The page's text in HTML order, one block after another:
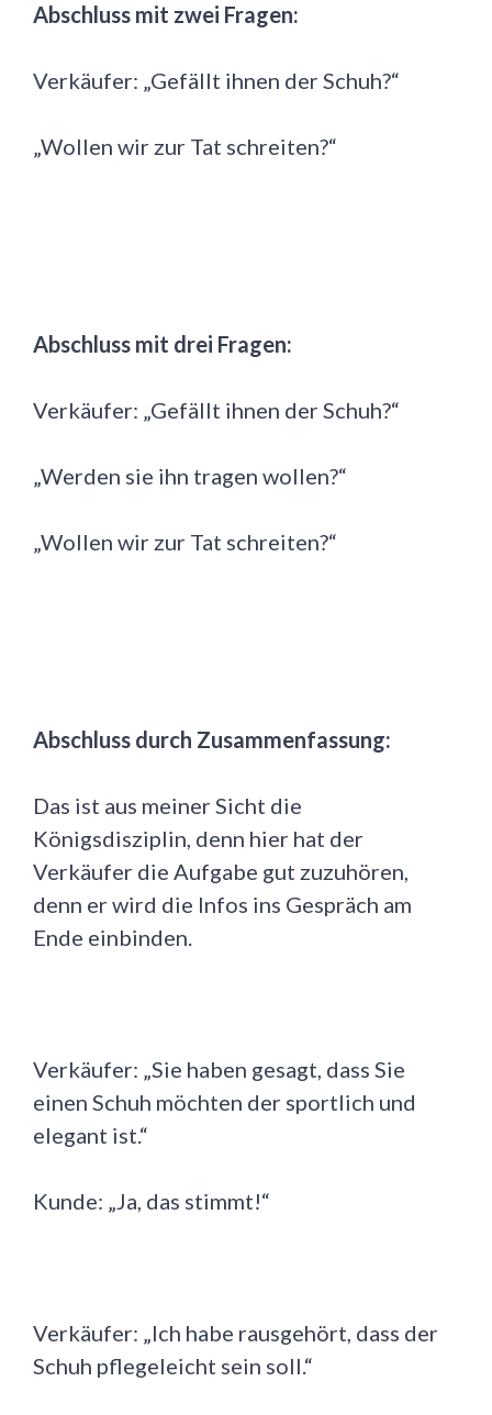
Abschluss mit zwei Fragen:
Verkäufer: „Gefällt ihnen der Schuh?“
„Wollen wir zur Tat schreiten?“
Abschluss mit drei Fragen:
Verkäufer: „Gefällt ihnen der Schuh?“
„Werden sie ihn tragen wollen?“
„Wollen wir zur Tat schreiten?“
Abschluss durch Zusammenfassung:
Das ist aus meiner Sicht die
Königsdisziplin, denn hier hat der
Verkäufer die Aufgabe gut zuzuhören,
denn er wird die Infos ins Gespräch am
Ende einbinden.
Verkäufer: „Sie haben gesagt, dass Sie
einen Schuh möchten der sportlich und
elegant ist.“
Kunde: „Ja, das stimmt!“
Verkäufer: „Ich habe rausgehört, dass der
Schuh pflegeleicht sein soll.“